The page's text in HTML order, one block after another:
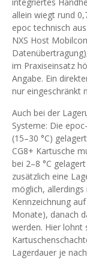
allein wiegt rund
epoc technisch
NXS Host
im Praxiseinsatz
Angabe. Ein
nur eingeschränkt
Auch bei der
Systeme: Die
(15–30 °C)
CG8+ Kartusche
bei 2–8 °C
zusätzlich eine
möglich,
Kennzeichnung
Monate), danach
werden. Hier lohnt
Lagerdauer je